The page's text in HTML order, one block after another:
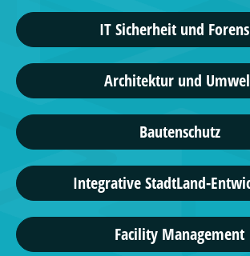
IT Sicherheit und
Architektur und
Bautenschutz
Integrative StadtLand-
Facility Management